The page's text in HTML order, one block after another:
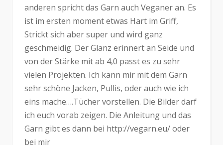
anderen spricht das Garn auch Veganer an. Es
ist im ersten moment etwas Hart im Griff,
Strickt sich aber super und wird ganz
geschmeidig. Der Glanz erinnert an Seide und
von der Stärke mit ab 4,0 passt es zu sehr
vielen Projekten. Ich kann mir mit dem Garn
sehr schöne Jacken, Pullis, oder auch wie ich
eins mache….Tücher vorstellen. Die Bilder darf
ich euch vorab zeigen. Die Anleitung und das
Garn gibt es dann bei http://vegarn.eu/ oder
bei mir